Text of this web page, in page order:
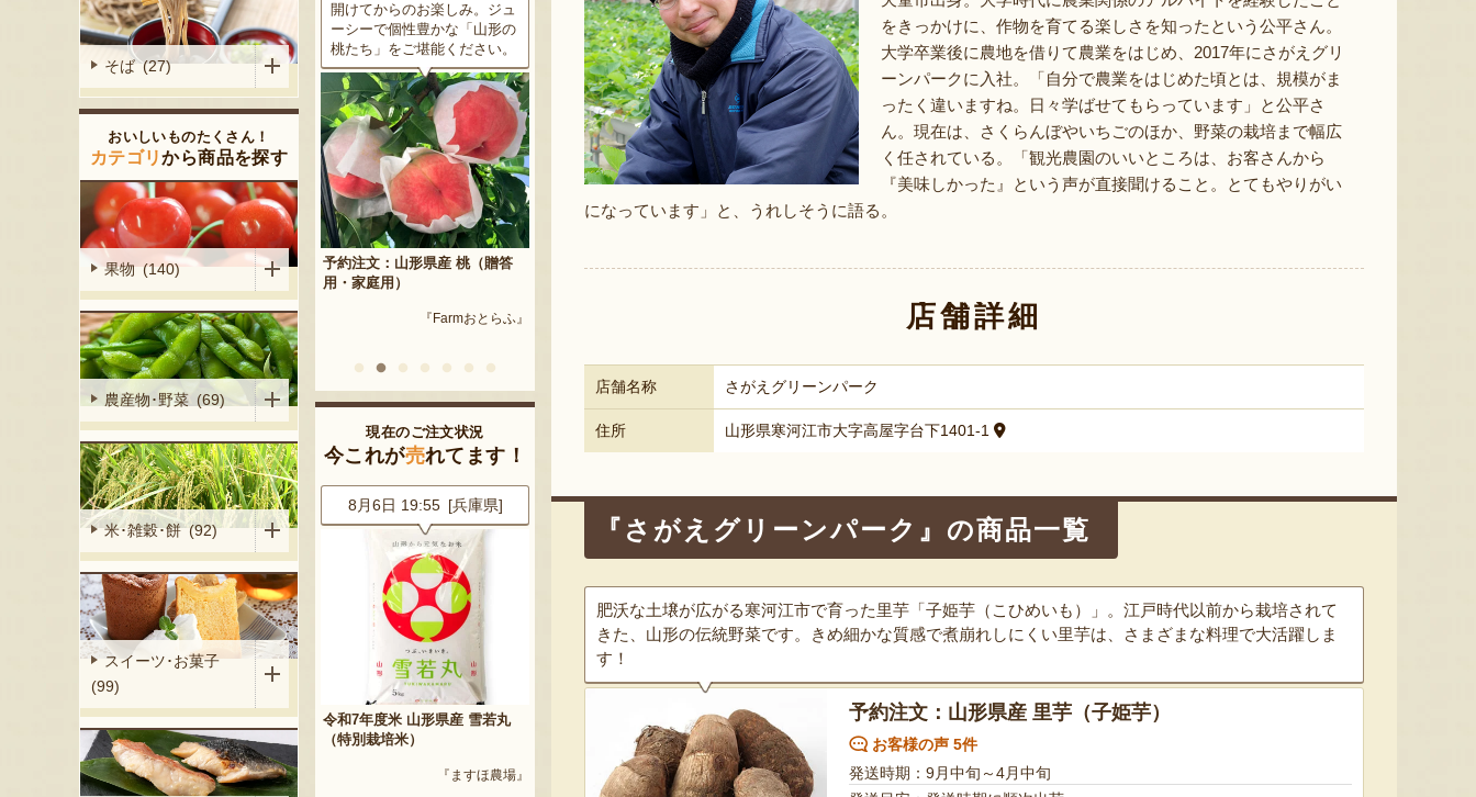
をきっかけに、作物を育てる楽しさを知ったという公平さん。
大学卒業後に農地を借りて農業をはじめ、2017年にさがえグリ
ーンパークに入社。「自分で農業をはじめた頃とは、規模がま
ったく違いますね。日々学ばせてもらっています」と公平さ
ん。現在は、さくらんぼやいちごのほか、野菜の栽培まで幅広
く任されている。「観光農園のいいところは、お客さんから
『美味しかった』という声が直接聞けること。とてもやりがい
になっています」と、うれしそうに語る。
店舗詳細
店舗名称 さがえグリーンパーク
住所 山形県寒河江市大字高屋字台下1401-1
『さがえグリーンパーク』の商品一覧
肥沃な土壌が広がる寒河江市で育った里芋「子姫芋（こひめいも）」。江戸時代以前から栽培されて
きた、山形の伝統野菜です。きめ細かな質感で煮崩れしにくい里芋は、さまざまな料理で大活躍しま
す！
予約注文：山形県産 里芋（子姫芋）
お客様の声 5件
発送時期：9月中旬～4月中旬
そば (27)
おいしいものたくさん！
カテゴリから商品を探す
果物 (140)
農産物･野菜 (69)
米･雑穀･餅 (92)
スイーツ･お菓子
(99)
フデザイン』
開けてからのお楽しみ。ジュ
ーシーで個性豊かな「山形の
桃たち」をご堪能ください。
予約注文：山形県産 桃（贈答
用・家庭用）
『Farmおとらふ』
な旨味、すべてが抜群です。
高級感のある黒化粧箱入りの
ため、大切な人への贈り物に
どうぞ！
米沢牛
『肉匠えんどう』
なく、食材の美味しさを引き
立てます。一度使えば、毎日
使いたくなること間違いなし
です。
栽培しています。「陽夏妃」
や「川中島白桃」など、その
時期に旬の品種をお届けしま
す。
もこだわりました。箱を開け
た瞬間に笑顔になれるゼリー
は、大切な方への贈り物にも
最適。
甘みが特徴。朝採りをその日
のうちに発送し、鮮度そのま
まにお届けします。
現在のご注文状況
今これが売れてます！
ート詰合せ
YAMAGATA』
8月6日 19:55 [兵庫県]
令和7年度米 山形県産 雪若丸
（特別栽培米）
『ますほ農場』
8月6日 19:45 [埼玉県]
山形県産 尾花沢スイカ 大玉
「羅皇ザ・スウィート」
『ARCO FARM』
8月6日 18:40 [東京都]
山形県産ぶどう ピッテロビアン
『松田農園』
上山アップルパイ
『郷土銘菓処 大國屋』
8月6日 19:57 [山形県]
サン＆リブのジェラート詰合せ
8月6日 19:55 [兵庫県]